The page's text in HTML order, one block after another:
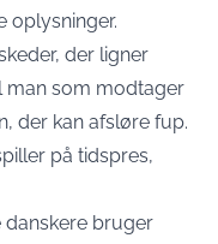
oplysninger.
der ligner
man som modtager
der kan afsløre fup.
på tidspres,
danskere bruger